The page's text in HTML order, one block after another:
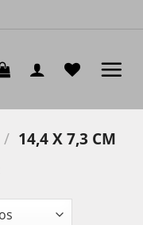
/ 14,4 X 7,3 CM